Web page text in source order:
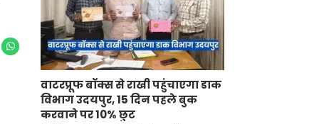
वाटरप्रूफ बॉक्स से राखी पहुंचाएगा डाक
विभाग उदयपुर, 15 दिन पहले बुक
करवाने पर 10% छुट